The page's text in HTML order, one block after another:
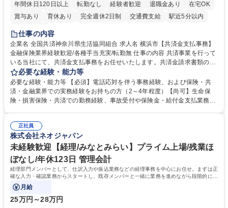
年間休日120日以上
転勤なし 経験者歓迎 退職金あり
在宅OK
賞与あり
育休あり 完全週休2日制 交通費支給
駅近5分以内
土日祝休み
仕事の内容
企業名 全国共済神奈川県生活協同組合 求人名 横浜市【共済金支払事務】
金融保険業界経験歓迎/各種手当充実/転勤無 仕事の内容 共済事業を行って
いる当社にて、共済金支払事務をお任せいたします。共済金請求書類の受
付・内容確認・審査・データ入力のほか、加入者様や医療機関等からの問
い合わせ電話対応や書類発送等を担当します。 ■共済金請求書類の受付、
内容確認、および共済金支払に関する審査・事務処理業務全般を担当 ■専
用システムへのデータ入力、各種必要書類の作成・発送作業 ■加入者様や
指定する業務 募集職種 横浜市【共済金支払事務】金融保険業界経験歓迎/
各種手当充実/転勤無
必要な経験・能力等
必要な経験・能力等 【必須】電話応対を伴う事務経験、および保険・共
済・金融業界での実務経験をお持ちの方（2～4年程度）【尚可】生命保
険・損害保険・共済での勤務経験、事故受付や保険金・給付金支払業務経
務へのキャリアチェンジ希望者も大歓迎です！ 学歴・資格 学歴：大学院
大学 高専 短大 専修学校 高校 語学力： 資格：
正社員
株式会社ネオジャパン
未経験歓迎【経理/みなとみらい】プライム上場/残業ほ
ぼなし/年休123日 管理会計
経理部門メンバーとして、仕訳入力や振込業務などの経理事務を中心にお任せ。まずは正
確な入力・確認業務からスタートし、既存メンバーと一緒に業務を進めながら段階的に経
理知識を身につけていただきます。
月給
25万円～28万円